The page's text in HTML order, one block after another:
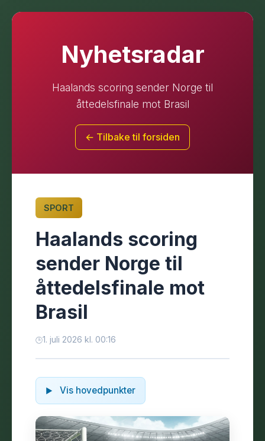
Nyhetsradar
Haalands scoring sender Norge til
åttedelsfinale mot Brasil
← Tilbake til forsiden
SPORT
Haalands scoring
sender Norge til
åttedelsfinale mot
Brasil
1. juli 2026 kl. 00:16
Vis hovedpunkter